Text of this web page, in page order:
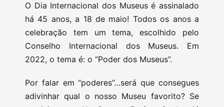
O Dia Internacional dos Museus é assinalado
há 45 anos, a 18 de maio! Todos os anos a
celebração tem um tema, escolhido pelo
Conselho Internacional dos Museus. Em
2022, o tema é: o “Poder dos Museus”.
Por falar em “poderes”…será que consegues
adivinhar qual o nosso Museu favorito? Se